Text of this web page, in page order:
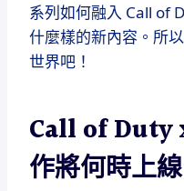
系列如何融入 Call of
什麼樣的新內容。所
世界吧！
Call of Duty
作將何時上